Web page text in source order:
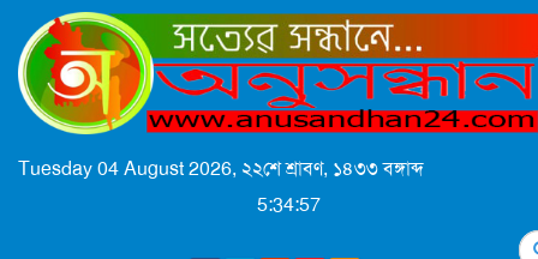
Tuesday 04 August 2026, ২২শে শ্রাবণ, ১৪৩৩ বঙ্গাব্দ
5:34:59